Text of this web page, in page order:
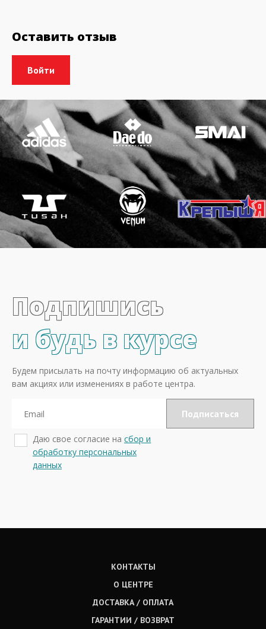
Оставить отзыв
Подпишись
и будь в курсе
Будем присылать на почту информацию об актуальных
вам акциях или изменениях в работе центра.
Даю свое согласие на сбор и
обработку персональных
данных
КОНТАКТЫ
О ЦЕНТРЕ
ДОСТАВКА / ОПЛАТА
ГАРАНТИИ / ВОЗВРАТ